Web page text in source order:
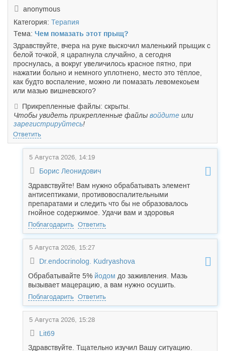
anonymous
Категория: Терапия
Тема: Чем помазать этот прыщ?
Здравствуйте, вчера на руке выскочил маленький прыщик с
белой точкой, я царапнула случайно, а сегодня
проснулась, а вокруг увеличилось красное пятно, при
нажатии больно и немного уплотнено, место это тёплое,
как будто воспаление, можно ли помазать левомекоьем
или мазью вишневского?
Прикрепленные файлы: скрыты.
Чтобы увидеть прикрепленные файлы войдите или
зарегистрируйтесь!
Ответить
5 Августа 2026, 14:19
Борис Леонидович
Здравствуйте! Вам нужно обрабатывать элемент
антисептиками, противовоспалительными
препаратами и следить что бы не образовалось
гнойное содержимое. Удачи вам и здоровья
Поблагодарить Ответить
5 Августа 2026, 15:27
Dr.endocrinolog. Kudryashova
Обрабатывайте 5% йодом до заживления. Мазь
вызывает мацерацию, а вам нужно осушить.
Поблагодарить Ответить
5 Августа 2026, 15:28
Lit69
Здравствуйте. Тщательно изучил Вашу ситуацию.